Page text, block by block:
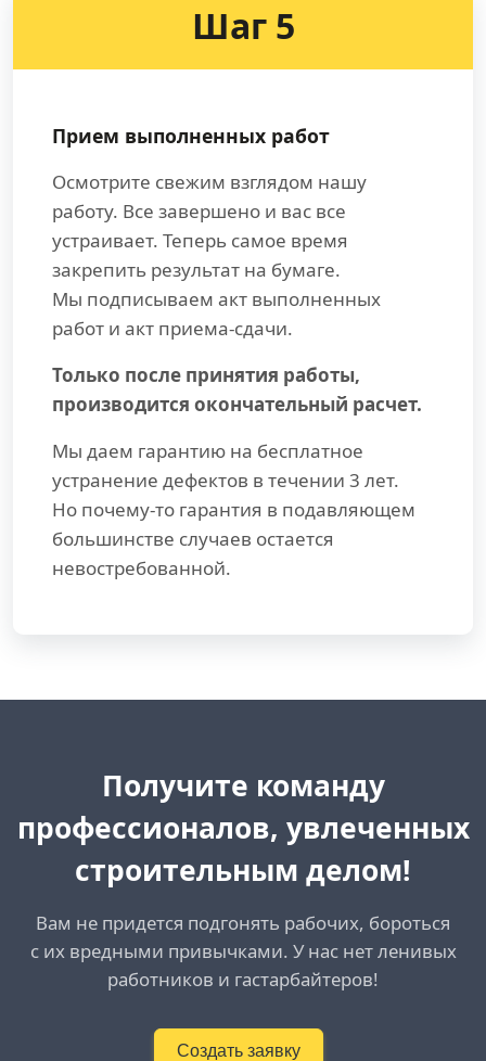
Шаг 5
Прием выполненных работ
Осмотрите свежим взглядом нашу
работу. Все завершено и вас все
устраивает. Теперь самое время
закрепить результат на бумаге.
Мы подписываем акт выполненных
работ и акт приема-сдачи.
Только после принятия работы,
производится окончательный расчет.
Мы даем гарантию на бесплатное
устранение дефектов в течении 3 лет.
Но почему-то гарантия в подавляющем
большинстве случаев остается
невостребованной.
Получите команду
профессионалов, увлеченных
строительным делом!
Вам не придется подгонять рабочих, бороться
с их вредными привычками. У нас нет ленивых
работников и гастарбайтеров!
Создать заявку